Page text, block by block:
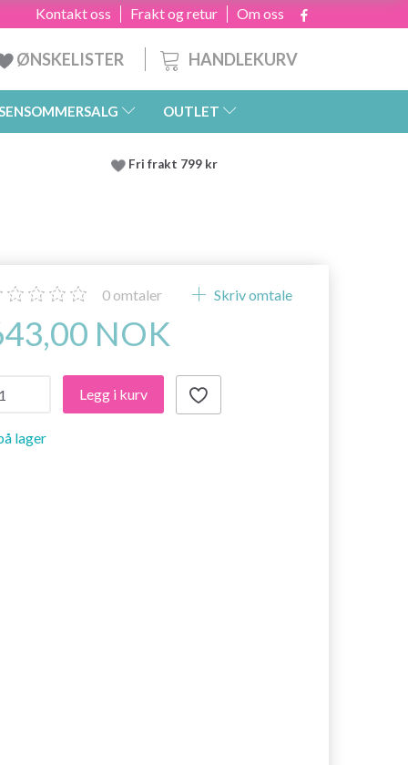
Om oss
Frakt og retur
Kontakt oss
HANDLEKURV
ØNSKELISTER
OUTLET
Fri frakt 799 kr
0 omtaler Skriv omtale
NOK
Legg i kurv
lager